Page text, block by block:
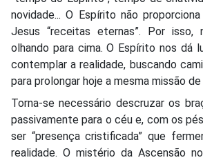
novidade... O Espírito não
Jesus “receitas eternas”. Por isso,
olhando para cima. O Espírito nos dá
contemplar a realidade, buscando
para prolongar hoje a mesma missão
Torna-se necessário descruzar os
passivamente para o céu e, com os
ser “presença cristificada” que
realidade. O mistério da Ascensão